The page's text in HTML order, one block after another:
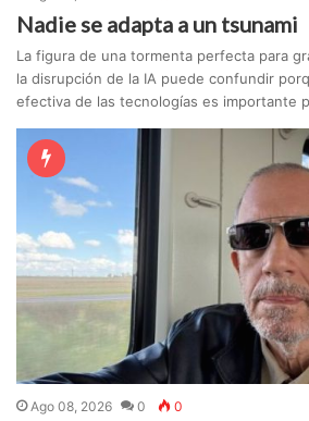
Nadie se adapta a un tsunami
La figura de una tormenta perfecta para
la disrupción de la IA puede confundir
efectiva de las tecnologías es importante
Ago 08, 2026 0 0